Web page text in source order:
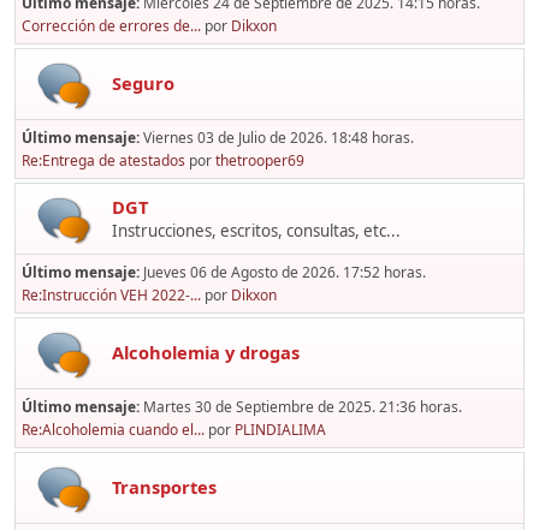
Corrección de errores de... por Dikxon
Seguro
Último mensaje:Viernes 03 de Julio de 2026. 18:48 horas.
Re:Entrega de atestados porthetrooper69
DGT
Instrucciones, escritos, consultas, etc...
Último mensaje: Jueves 06 de Agosto de 2026. 17:52 horas.
Re:Instrucción VEH 2022-... por Dikxon
Alcoholemia y drogas
Último mensaje: Martes 30 de Septiembre de 2025. 21:36 horas.
Re:Alcoholemia cuando el... por PLINDIALIMA
Transportes